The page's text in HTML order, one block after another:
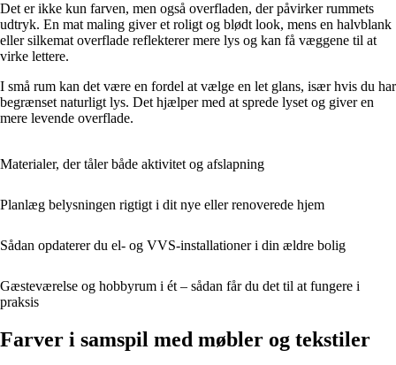
Det er ikke kun farven, men også overfladen, der påvirker rummets
udtryk. En mat maling giver et roligt og blødt look, mens en halvblank
eller silkemat overflade reflekterer mere lys og kan få væggene til at
virke lettere.
I små rum kan det være en fordel at vælge en let glans, især hvis du har
begrænset naturligt lys. Det hjælper med at sprede lyset og giver en
mere levende overflade.
Materialer, der tåler både aktivitet og afslapning
Planlæg belysningen rigtigt i dit nye eller renoverede hjem
Sådan opdaterer du el- og VVS-installationer i din ældre bolig
Gæsteværelse og hobbyrum i ét – sådan får du det til at fungere i
praksis
Farver i samspil med møbler og tekstiler